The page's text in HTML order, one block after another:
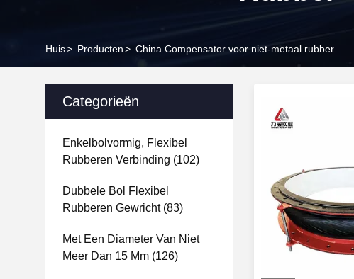
Huis> Producten> China Compensator voor niet-metaal rubber
Categorieën
Enkelbolvormig, Flexibel
Rubberen Verbinding (102)
Dubbele Bol Flexibel
Rubberen Gewricht(83)
Met Een Diameter Van Niet
Meer Dan 15 Mm (126)